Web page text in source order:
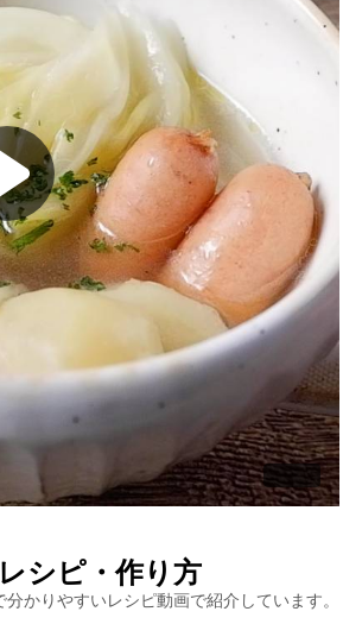
ピ・作り方
かりやすいレシピ動画で紹介しています。